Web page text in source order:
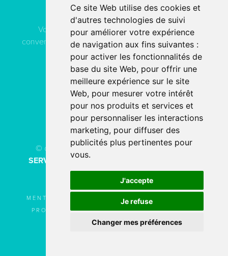
Ce site Web utilise des cookies et
d'autres technologies de suivi
pour améliorer votre expérience
de navigation aux fins suivantes :
pour activer les fonctionnalités de
base du site Web, pour offrir une
meilleure expérience sur le site
Web, pour mesurer votre intérêt
pour nos produits et services et
pour personnaliser les interactions
marketing, pour diffuser des
publicités plus pertinentes pour
vous.
J'accepte
Je refuse
Changer mes préférences
ACN Service
Vous pouvez contacter ACN Service à votre
convenance, soit par téléphone, soit par email, soit en
remplissant le formulaire de contact.
04 78 80 40 91
PAR EMAIL
© copyright 2026 - Tous droits réservésACN
SERVICE
Création de site internet
l’agence digitale SERCO POINTWEB
MENTIONS LÉGALES
PROTECTION DES
UTILISATION DES
COOKIES
PLAN DU SITE